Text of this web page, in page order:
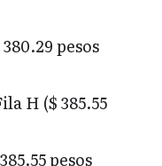
pesos
H ($ 385.55
pesos